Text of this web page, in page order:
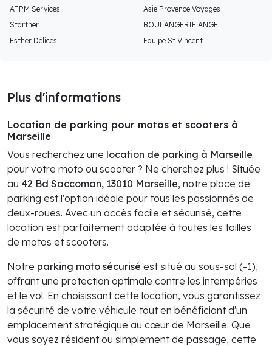
ATPM Services
Asie Provence Voyages
Startner
BOULANGERIE ANGE
Esther Délices
Equipe St Vincent
Plus d'informations
Location de parking pour motos et scooters à
Marseille
Vous recherchez une location de parking à Marseille
pour votre moto ou scooter ? Ne cherchez plus ! Située
au 42 Bd Saccoman, 13010 Marseille, notre place de
parking est l'option idéale pour tous les passionnés de
deux-roues. Avec un accès facile et sécurisé, cette
location est parfaitement adaptée à toutes les tailles
de motos et scooters.
Notre parking moto sécurisé est situé au sous-sol (-1),
offrant une protection optimale contre les intempéries
et le vol. En choisissant cette location, vous garantissez
la sécurité de votre véhicule tout en bénéficiant d'un
emplacement stratégique au cœur de Marseille. Que
vous soyez résident ou simplement de passage, cette